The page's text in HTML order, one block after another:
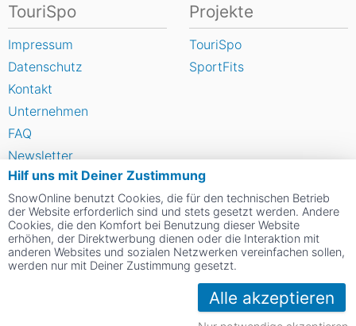
Hilf uns mit Deiner Zustimmung
SnowOnline benutzt Cookies, die für den technischen Betrieb
der Website erforderlich sind und stets gesetzt werden. Andere
Cookies, die den Komfort bei Benutzung dieser Website
erhöhen, der Direktwerbung dienen oder die Interaktion mit
anderen Websites und sozialen Netzwerken vereinfachen sollen,
werden nur mit Deiner Zustimmung gesetzt.
Alle akzeptieren
TouriSpo
Impressum
Datenschutz
Kontakt
Unternehmen
FAQ
Newsletter
Widget
Umfragen
Skigebiet bewerten
Projekte
TouriSpo
SportFits
Social Web